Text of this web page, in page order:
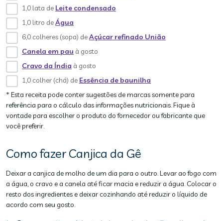
1,0 lata de Leite condensado
1,0 litro deÁgua
6,0 colheres (sopa) deAçúcar refinado União
Canela em pau à gosto
Cravo da Índia à gosto
1,0 colher (chá) de Essência de baunilha
* Esta receita pode conter sugestões de marcas somente para
referência para o cálculo das informações nutricionais. Fique à
vontade para escolher o produto do fornecedor ou fabricante que
você preferir.
Como fazer Canjica da Gê
Deixar a canjica de molho de um dia para o outro. Levar ao fogo com
a água, o cravo e a canela até ficar macia e reduzir a água. Colocar o
resto dos ingredientes e deixar cozinhando até reduzir o líquido de
acordo com seu gosto.